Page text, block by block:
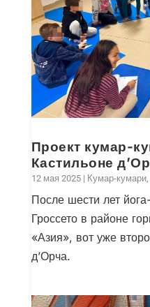
Проект кумар-
Кастильоне
12 мая 2025| Кумар-кумари,
После шести лет
Гроссето в районе
«Азия», вот уже
д’Орча.